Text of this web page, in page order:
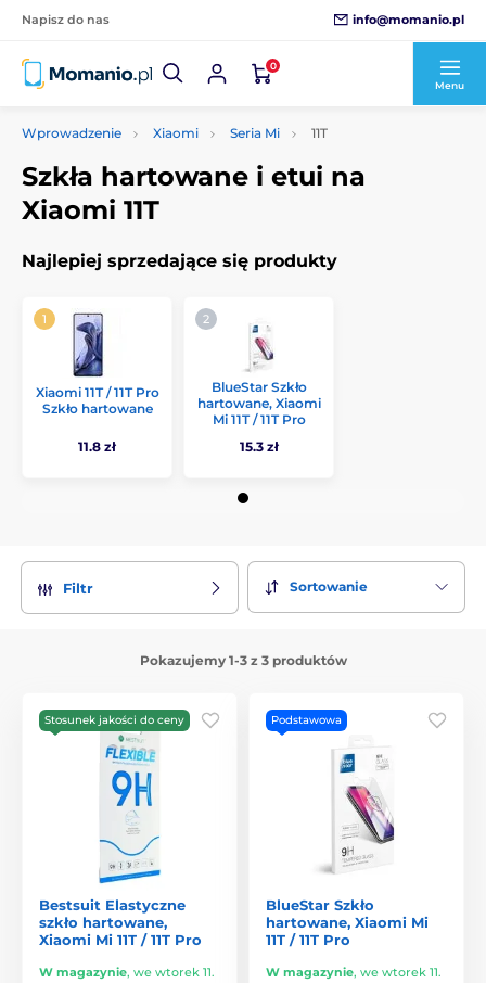
Napisz do nas info@momanio.pl
0
Menu
Wprowadzenie Xiaomi Seria Mi 11T
Szkła hartowane i etui na
Xiaomi 11T
Najlepiej sprzedające się produkty
Xiaomi 11T / 11T Pro
Szkło hartowane
11.8 zł
BlueStar Szkło
hartowane, Xiaomi
Mi 11T / 11T Pro
15.3 zł
Filtr Sortowanie
Pokazujemy 1-3 z 3 produktów
Stosunek jakości do ceny
Bestsuit Elastyczne
szkło hartowane,
Xiaomi Mi 11T / 11T Pro
W magazynie, we wtorek 11.
Podstawowa
BlueStar Szkło
hartowane, Xiaomi Mi
11T / 11T Pro
W magazynie, we wtorek 11.